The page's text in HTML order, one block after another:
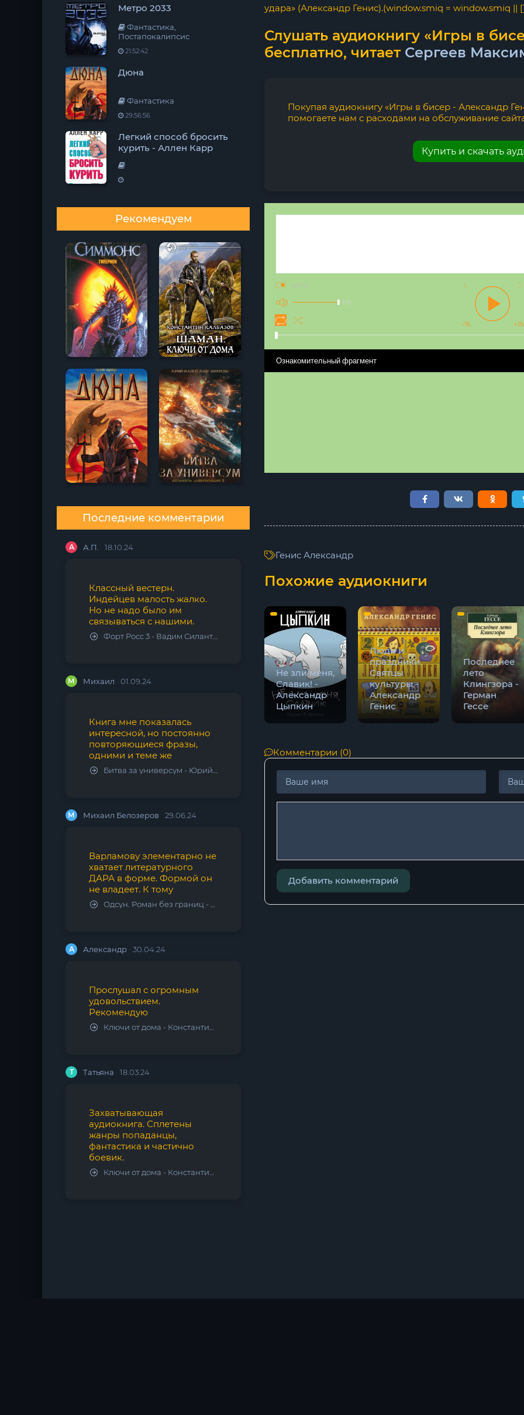
Метро 2033
Фантастика,
Постапокалипсис
21:52:42
Дюна
Фантастика
29:56:56
Легкий способ бросить
курить - Аллен Карр
Рекомендуем
Последние комментарии
А А.П. 18.10.24
Классный вестерн.
Индейцев малость жалко.
Но не надо было им
связываться с нашими.
Форт Росс 3 - Вадим Силантьев
М Михаил 01.09.24
Книга мне показалась
интересной, но постоянно
повторяющиеся фразы,
одними и теме же
Битва за универсум - Юрий Тарарев, Александр Тарарев
М Михаил Белозеров 29.06.24
Варламову элементарно не
хватает литературного
ДАРА в форме. Формой он
не владеет. К тому
Одсун. Роман без границ - Алексей Варламов
А Александр 30.04.24
Прослушал с огромным
удовольствием.
Рекомендую
Ключи от дома - Константин Калбазов
Т Татьяна 18.03.24
Захватывающая
аудиокнига. Сплетены
жанры попаданцы,
фантастика и частично
боевик.
Ключи от дома - Константин Калбазов
удара» (Александр Генис).(window.smiq = window.smiq ||
Слушать аудиокнигу «Игры в
бесплатно, читает Сергеев
Покупая аудиокнигу «Игры в бисер - Александр
помогаете нам с расходами на обслуживание
Купить и скачать
100
-15 +15
AUTO
Ознакомительный фрагмент
Генис Александр
Похожие аудиокниги
Не зли меня,
Славик! -
Александр
Цыпкин
Люди и
праздники.
Святцы
культуры -
Александр
Генис
Последнее
лето
Клингзора -
Герман
Гессе
Комментарии (0)
Добавить комментарий